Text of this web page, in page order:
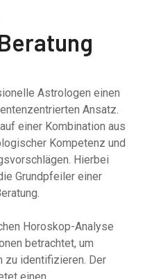
Astrologen einen
Ansatz.
einer Kombination aus
Kompetenz und
Hierbei
Grundpfeiler einer
Horoskop-Analyse
betrachtet, um
zu identifizieren. Der